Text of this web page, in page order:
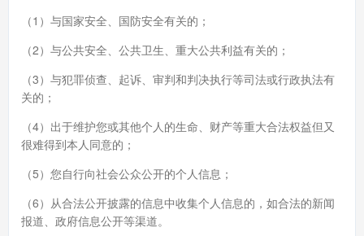
（1）与国家安全、国防安全有关的；
（2）与公共安全、公共卫生、重大公共利益有关的；
（3）与犯罪侦查、起诉、审判和判决执行等司法或行政执法有
关的；
（4）出于维护您或其他个人的生命、财产等重大合法权益但又
很难得到本人同意的；
（5）您自行向社会公众公开的个人信息；
（6）从合法公开披露的信息中收集个人信息的，如合法的新闻
报道、政府信息公开等渠道。